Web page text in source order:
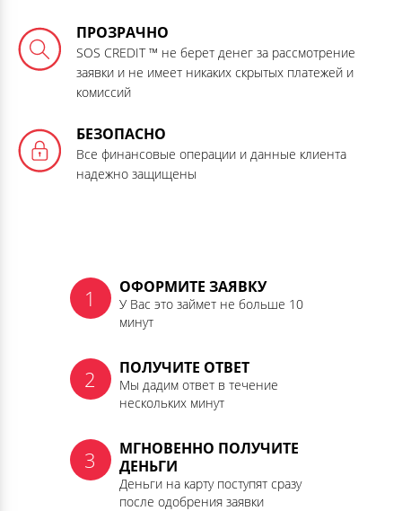
ПРОЗРАЧНО
SOS CREDIT ™ не берет денег за рассмотрение
заявки и не имеет никаких скрытых платежей и
комиссий
БЕЗОПАСНО
Все финансовые операции и данные клиента
надежно защищены
ОФОРМИТЕ ЗАЯВКУ
У Вас это займет не больше 10
минут
ПОЛУЧИТЕ ОТВЕТ
Мы дадим ответ в течение
нескольких минут
МГНОВЕННО ПОЛУЧИТЕ
ДЕНЬГИ
Деньги на карту поступят сразу
после одобрения заявки